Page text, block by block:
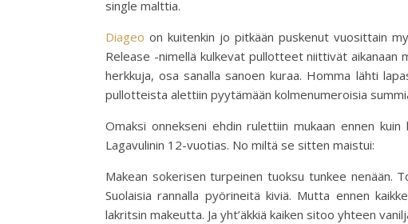
single malttia.
Diageo on kuitenkin jo pitkään puskenut vuosittain
Release -nimellä kulkevat pullotteet niittivät aikanaan
herkkuja, osa sanalla sanoen kuraa. Homma lähti
pullotteista alettiin pyytämään kolmenumeroisia
Omaksi onnekseni ehdin rulettiin mukaan ennen
Lagavulinin 12-vuotias. No miltä se sitten maistui:
Makean sokerisen turpeinen tuoksu tunkee nenään.
Suolaisia rannalla pyörineitä kiviä. Mutta ennen
lakritsin makeutta. Ja yht’äkkiä kaiken sitoo yhteen